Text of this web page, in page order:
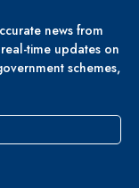
news from
time updates on
schemes,